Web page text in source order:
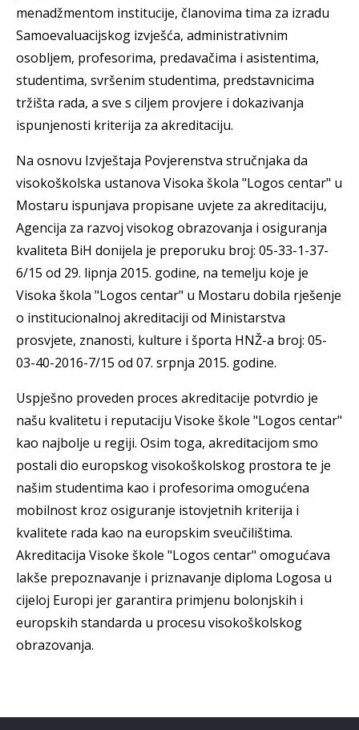
menadžmentom institucije, članovima tima za izradu
Samoevaluacijskog izvješća, administrativnim
osobljem, profesorima, predavačima i asistentima,
studentima, svršenim studentima, predstavnicima
tržišta rada, a sve s ciljem provjere i dokazivanja
ispunjenosti kriterija za akreditaciju.
Na osnovu Izvještaja Povjerenstva stručnjaka da
visokoškolska ustanova Visoka škola "Logos centar" u
Mostaru ispunjava propisane uvjete za akreditaciju,
Agencija za razvoj visokog obrazovanja i osiguranja
kvaliteta BiH donijela je preporuku broj: 05-33-1-37-
6/15 od 29. lipnja 2015. godine, na temelju koje je
Visoka škola "Logos centar" u Mostaru dobila rješenje
o institucionalnoj akreditaciji od Ministarstva
prosvjete, znanosti, kulture i športa HNŽ-a broj: 05-
03-40-2016-7/15 od 07. srpnja 2015. godine.
Uspješno proveden proces akreditacije potvrdio je
našu kvalitetu i reputaciju Visoke škole "Logos centar"
kao najbolje u regiji. Osim toga, akreditacijom smo
postali dio europskog visokoškolskog prostora te je
našim studentima kao i profesorima omogućena
mobilnost kroz osiguranje istovjetnih kriterija i
kvalitete rada kao na europskim sveučilištima.
Akreditacija Visoke škole "Logos centar" omogućava
lakše prepoznavanje i priznavanje diploma Logosa u
cijeloj Europi jer garantira primjenu bolonjskih i
europskih standarda u procesu visokoškolskog
obrazovanja.